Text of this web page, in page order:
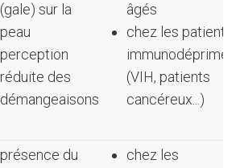
(gale) sur la
peau
perception
réduite des
démangeaisons
âgés
chez les patients
immunodéprimés
(VIH, patients
cancéreux...)
présence du
chez les